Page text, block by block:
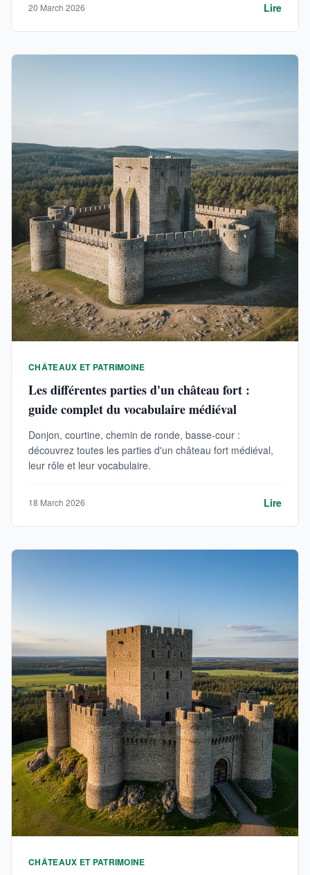
20 March 2026 Lire
CHÂTEAUX ET PATRIMOINE
Les différentes parties d'un château fort :
guide complet du vocabulaire médiéval
Donjon, courtine, chemin de ronde, basse-cour :
découvrez toutes les parties d'un château fort médiéval,
leur rôle et leur vocabulaire.
18 March 2026 Lire
CHÂTEAUX ET PATRIMOINE